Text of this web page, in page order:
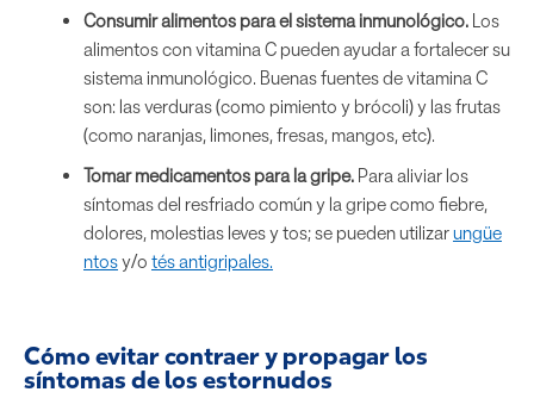
Consumir alimentos para el sistema inmunológico. Los
alimentos con vitamina C pueden ayudar a fortalecer su
sistema inmunológico. Buenas fuentes de vitamina C
son: las verduras (como pimiento y brócoli) y las frutas
(como naranjas, limones, fresas, mangos, etc).
Tomar medicamentos para la gripe. Para aliviar los
síntomas del resfriado común y la gripe como fiebre,
dolores, molestias leves y tos; se pueden utilizarungüe
ntosy/o tés antigripales.
Cómo evitar contraer y propagar los
síntomas de los estornudos